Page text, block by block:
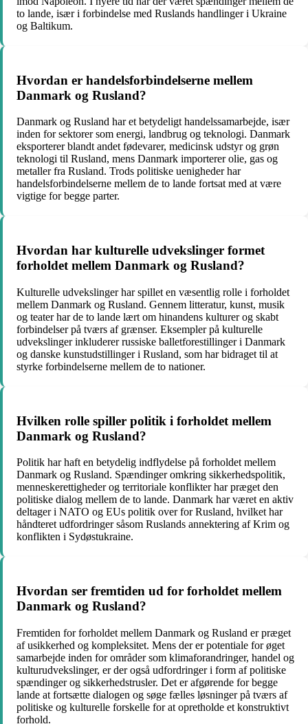
to lande, især i forbindelse med Ruslands handlinger i Ukraine
og Baltikum.
Hvordan er handelsforbindelserne mellem
Danmark og Rusland?
Danmark og Rusland har et betydeligt handelssamarbejde, især
inden for sektorer som energi, landbrug og teknologi. Danmark
eksporterer blandt andet fødevarer, medicinsk udstyr og grøn
teknologi til Rusland, mens Danmark importerer olie, gas og
metaller fra Rusland. Trods politiske uenigheder har
handelsforbindelserne mellem de to lande fortsat med at være
vigtige for begge parter.
Hvordan har kulturelle udvekslinger formet
forholdet mellem Danmark og Rusland?
Kulturelle udvekslinger har spillet en væsentlig rolle i forholdet
mellem Danmark og Rusland. Gennem litteratur, kunst, musik
og teater har de to lande lært om hinandens kulturer og skabt
forbindelser på tværs af grænser. Eksempler på kulturelle
udvekslinger inkluderer russiske balletforestillinger i Danmark
og danske kunstudstillinger i Rusland, som har bidraget til at
styrke forbindelserne mellem de to nationer.
Hvilken rolle spiller politik i forholdet mellem
Danmark og Rusland?
Politik har haft en betydelig indflydelse på forholdet mellem
Danmark og Rusland. Spændinger omkring sikkerhedspolitik,
menneskerettigheder og territoriale konflikter har præget den
politiske dialog mellem de to lande. Danmark har været en aktiv
deltager i NATO og EUs politik over for Rusland, hvilket har
håndteret udfordringer såsom Ruslands annektering af Krim og
konflikten i Sydøstukraine.
Hvordan ser fremtiden ud for forholdet mellem
Danmark og Rusland?
Fremtiden for forholdet mellem Danmark og Rusland er præget
af usikkerhed og kompleksitet. Mens der er potentiale for øget
samarbejde inden for områder som klimaforandringer, handel og
kulturudvekslinger, er der også udfordringer i form af politiske
spændinger og sikkerhedstrusler. Det er afgørende for begge
lande at fortsætte dialogen og søge fælles løsninger på tværs af
politiske og kulturelle forskelle for at opretholde et konstruktivt
forhold.